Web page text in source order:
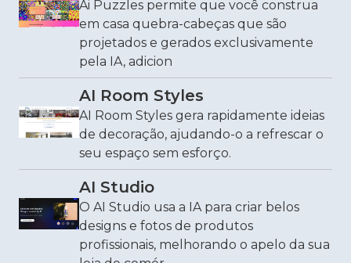
Ai Puzzles permite que você construa
em casa quebra-cabeças que são
projetados e gerados exclusivamente
pela IA, adicion
AI Room Styles
AI Room Styles gera rapidamente ideias
de decoração, ajudando-o a refrescar o
seu espaço sem esforço.
AI Studio
O AI Studio usa a IA para criar belos
designs e fotos de produtos
profissionais, melhorando o apelo da sua